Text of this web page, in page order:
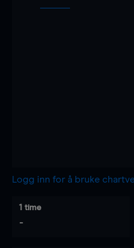
Logg inn for å bruke
1 time
-